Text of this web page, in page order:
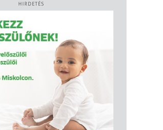
HIRDETÉS